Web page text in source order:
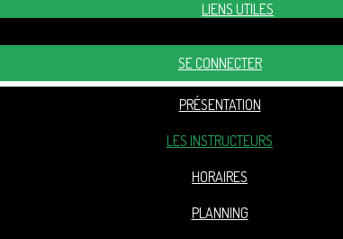
LIENS UTILES
SE CONNECTER
PRÉSENTATION
LES INSTRUCTEURS
HORAIRES
PLANNING